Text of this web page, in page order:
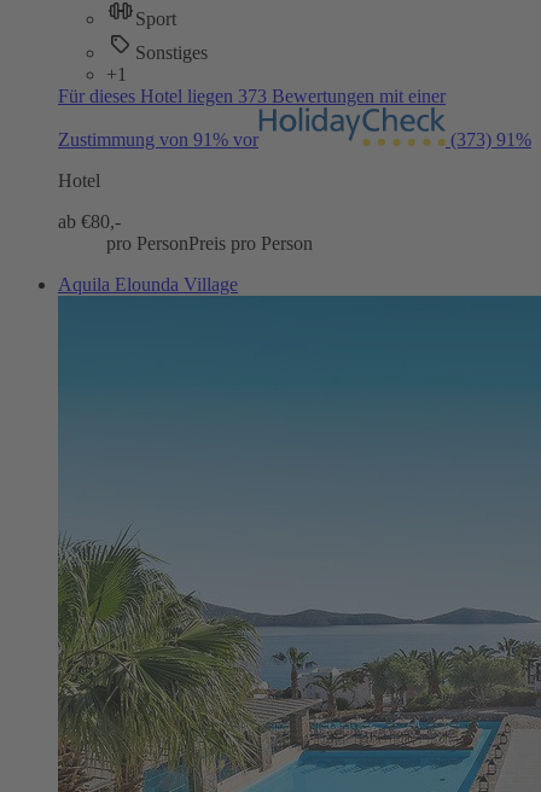
Sport
Sonstiges
+1
Für dieses Hotel liegen 373 Bewertungen mit einer
Zustimmung von 91% vor (373) 91%
Hotel
ab €80,-
pro PersonPreis pro Person
Aquila Elounda Village